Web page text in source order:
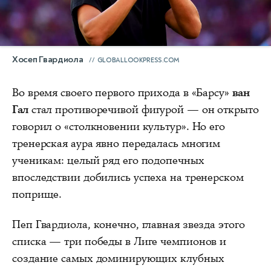
Хосеп Гвардиола GLOBALLOOKPRESS.COM
Во время своего первого прихода в «Барсу» ван
Галстал противоречивой фигурой — он открыто
говорил о «столкновении культур». Но его
тренерская аура явно передалась многим
ученикам: целый ряд его подопечных
впоследствии добились успеха на тренерском
поприще.
Пеп Гвардиола, конечно, главная звезда этого
списка — три победы в Лиге чемпионов и
создание самых доминирующих клубных